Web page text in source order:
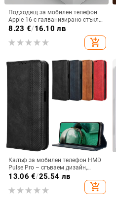
Подходящ за мобилен телефон
Apple 16 с галванизирано стъкло
и ослепителна течаща светлина,
семпъл iPhone 17 Pro, модерен и
лек луксозен 14 Plus.
8.23 €/16.10 лв
add_shopping_cart
Калъф за мобилен телефон HMD
Pulse Pro – сгъваем дизайн,
магнитно задържане, джоб за
карти, TPU кожа, удароустойчив
13.06 €/25.54 лв
add_shopping_cart